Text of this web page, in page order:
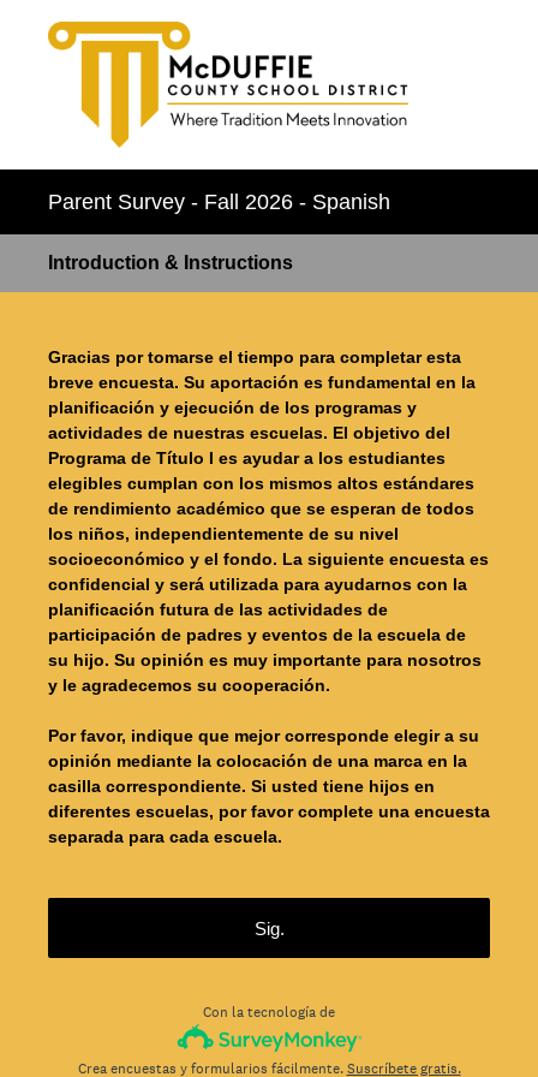
Parent Survey - Fall 2026 - Spanish
Introduction & Instructions
Gracias por tomarse el tiempo para completar esta
breve encuesta. Su aportación es fundamental en la
planificación y ejecución de los programas y
actividades de nuestras escuelas. El objetivo del
Programa de Título I es ayudar a los estudiantes
elegibles cumplan con los mismos altos estándares
de rendimiento académico que se esperan de todos
los niños, independientemente de su nivel
socioeconómico y el fondo. La siguiente encuesta es
confidencial y será utilizada para ayudarnos con la
planificación futura de las actividades de
participación de padres y eventos de la escuela de
su hijo. Su opinión es muy importante para nosotros
y le agradecemos su cooperación.
Por favor, indique que mejor corresponde elegir a su
opinión mediante la colocación de una marca en la
casilla correspondiente. Si usted tiene hijos en
diferentes escuelas, por favor complete una encuesta
separada para cada escuela.
Sig.
Con la tecnología de
Crea encuestas y formularios fácilmente.Suscríbete gratis.